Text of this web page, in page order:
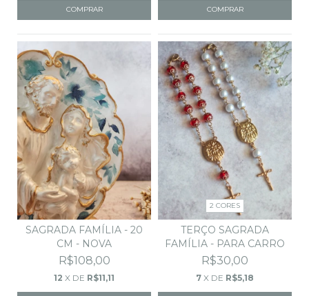
COMPRAR
SAGRADA FAMÍLIA - 20
CM - NOVA
R$108,00
12 X DE R$11,11
2 CORES
TERÇO SAGRADA
FAMÍLIA - PARA CARRO
R$30,00
7 X DE R$5,18